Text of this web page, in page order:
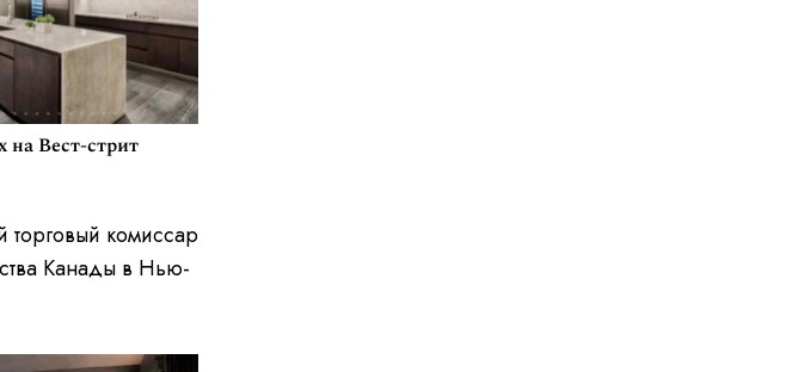
на Вест-стрит
комиссар
Канады в Нью-